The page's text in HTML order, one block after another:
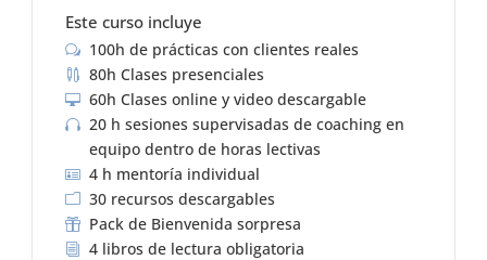
Este curso incluye
w 100h de prácticas con clientes reales
 80h Clases presenciales
 60h Clases online y video descargable

20 h sesiones supervisadas de coaching en
equipo dentro de horas lectivas
 4 h mentoría individual
m 30 recursos descargables
 Pack de Bienvenida sorpresa
i 4 libros de lectura obligatoria